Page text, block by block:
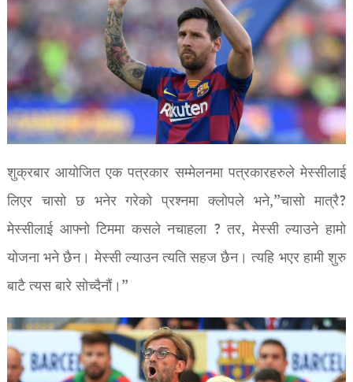
शुक्रबार आयोजित एक पत्रकार सम्मेलनमा पत्रकारहरुले मेस्सीलाई
लिएर चासो छ भनेर गरेको प्रश्नमा क्लोपले भने,”चासो मात्रै?
मेस्सीलाई आफ्नो टिममा कसले नचाहला ? तर, मेस्सी ल्याउने हामो
योजना भने छैन। मेस्सी ल्याउन त्यति सहज छैन। त्यहि भएर हामी शुरु
बाटै त्यस बारे सोच्दैनौं।”